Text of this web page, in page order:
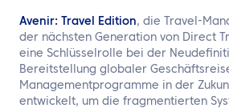
Avenir: Travel Edition, die Travel-
der nächsten Generation von Direct
eine Schlüsselrolle bei der
Bereitstellung globaler
Managementprogramme in der
entwickelt, um die fragmentierten